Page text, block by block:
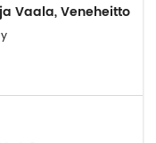
Vaala, Veneheitto